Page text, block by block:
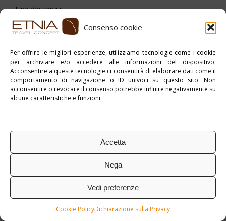
Consenso cookie
Per offrire le migliori esperienze, utilizziamo tecnologie come i cookie
per archiviare e/o accedere alle informazioni del dispositivo.
Acconsentire a queste tecnologie ci consentirà di elaborare dati come il
comportamento di navigazione o ID univoci su questo sito. Non
acconsentire o revocare il consenso potrebbe influire negativamente su
alcune caratteristiche e funzioni.
Accetta
Nega
Vedi preferenze
Cookie PolicyDichiarazione sulla Privacy
Fine dei servizi.
Stampa PDF
Pubblicato in:myEuropa,Spagna
Tag:Hotel 4* ,Tour Individuale